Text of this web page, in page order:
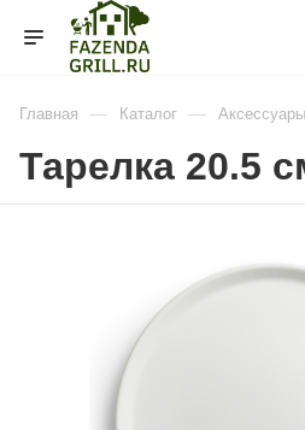
Главная — Каталог —
Тарелка 20.5